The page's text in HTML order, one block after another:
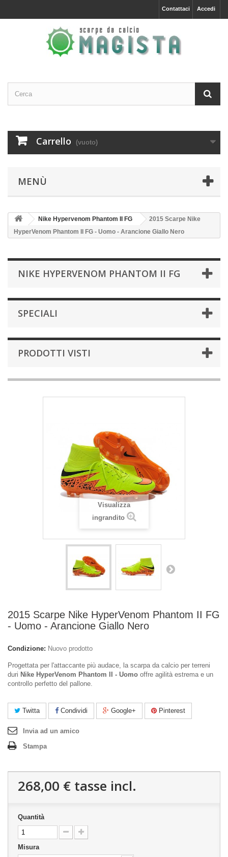
Accedi
Contattaci
Carrello (vuoto)
MENÙ
Nike Hypervenom Phantom II FG
2015 Scarpe Nike
HyperVenom Phantom II FG - Uomo - Arancione Giallo Nero
NIKE HYPERVENOM PHANTOM II FG
SPECIALI
PRODOTTI VISTI
Visualizza
ingrandito
2015 Scarpe Nike HyperVenom Phantom II FG
- Uomo - Arancione Giallo Nero
Condizione: Nuovo prodotto
Progettata per l'attaccante più audace, la scarpa da calcio per terreni
duri Nike HyperVenom Phantom II - Uomo offre agilità estrema e un
controllo perfetto del pallone.
Twitta Condividi Google+ Pinterest
Invia ad un amico
Stampa
268,00 € tasse incl.
Quantità
Misura